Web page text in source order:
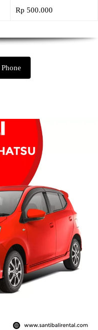
Rp 500.000
Phone